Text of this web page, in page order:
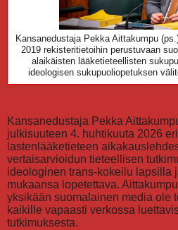
Kansanedustaja Pekka Aittakumpu
2019 rekisteritietoihin perustuvaan
alaikäisten lääketieteellisten
ideologisen sukupuoliopetuksen
Kansanedustaja Pekka
julkisuuteen 4. huhtikuuta 2026
lastenlääketieteen
vertaisarvioidun tieteellisen
ideologinen trans-kokeilu lapsilla
mukaansa lopetettava.
yksikään suomalainen media ole
kaikille vapaasti verkossa
tutkimuksesta.